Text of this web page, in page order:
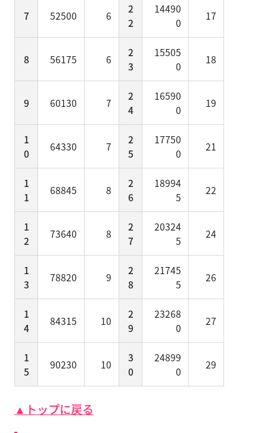
7 52500 6
2
2
14490
0
17
8 56175 6
2
3
15505
0
18
9 60130 7
2
4
16590
0
19
1
0
64330 7
2
5
17750
0
21
1
1
68845 8
2
6
18994
5
22
1
2
73640 8
2
7
20324
5
24
1
3
78820 9
2
8
21745
5
26
1
4
84315 10
2
9
23268
0
27
1
5
90230 10
3
0
24899
0
29
▲トップに戻る